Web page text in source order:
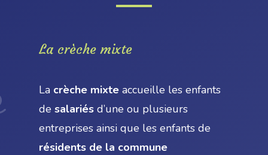
La crèche mixte
La crèche mixteaccueille les enfants
de salariésd’une ou plusieurs
entreprises ainsi que les enfants de
résidents de la commune